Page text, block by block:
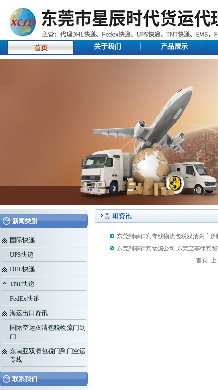
首页 关于我们 产品展示
新闻类别
国际快递
UPS快递
DHL快递
TNT快递
FedEx快递
海运出口资讯
国际空运双清包税物流门到
门
东南亚双清包税门到门空运
专线
联系我们
新闻资讯
东莞到菲律宾专线物流包税双清关-门
东莞到菲律宾物流公司,东莞至菲律宾
首页 上